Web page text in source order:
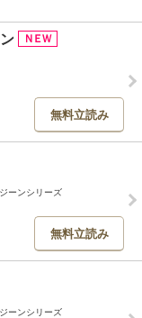
無料立読み
ーンシリーズ
無料立読み
ーンシリーズ